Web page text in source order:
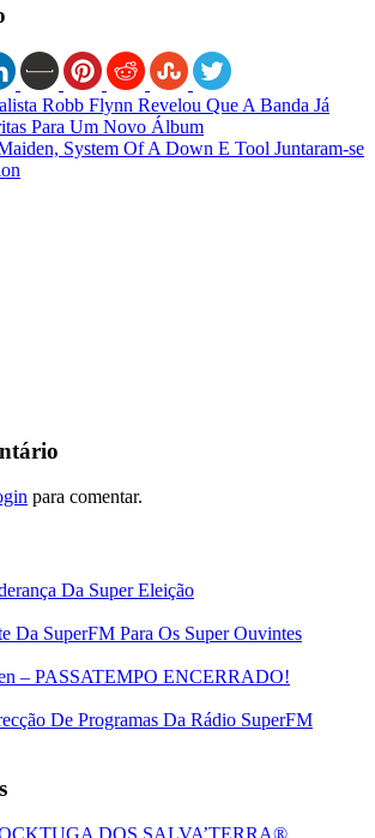
Robb Flynn Revelou Que A Banda Já
Para Um Novo Álbum
System Of A Down E Tool Juntaram-se
para comentar.
Da Super Eleição
Da SuperFM Para Os Super Ouvintes
– PASSATEMPO ENCERRADO!
De Programas Da Rádio SuperFM